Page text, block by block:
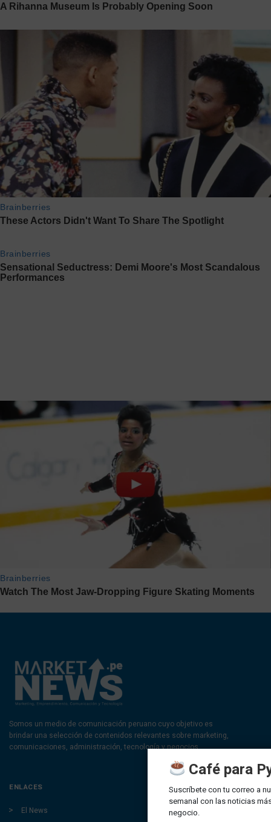
Somos un medio de comunicación peruano cuyo objetivo es
brindar una selección de contenidos relevantes sobre marketing,
comunicaciones, administración, tecnología y negocios.
ENLACES
El News
Café para
Suscríbete con tu correo a
semanal con las noticias
negocio.